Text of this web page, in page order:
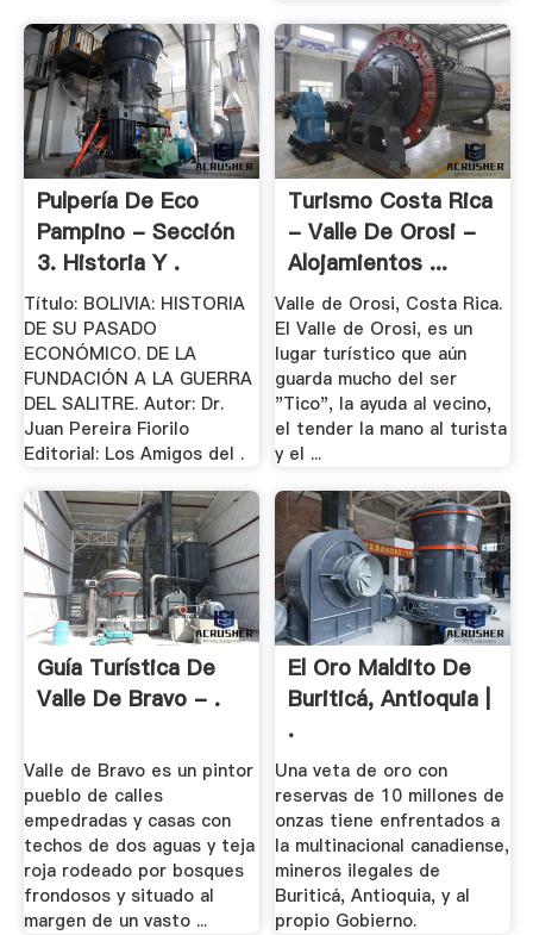
Pulpería De Eco
Pampino - Sección
3. Historia Y .
Título: BOLIVIA: HISTORIA
DE SU PASADO
ECONÓMICO. DE LA
FUNDACIÓN A LA GUERRA
DEL SALITRE. Autor: Dr.
Juan Pereira Fiorilo
Editorial: Los Amigos del .
Turismo Costa Rica
- Valle De Orosi -
Alojamientos ...
Valle de Orosi, Costa Rica.
El Valle de Orosi, es un
lugar turístico que aún
guarda mucho del ser
"Tico", la ayuda al vecino,
el tender la mano al turista
y el ...
Guía Turística De
Valle De Bravo - .
Valle de Bravo es un pintor
pueblo de calles
empedradas y casas con
techos de dos aguas y teja
roja rodeado por bosques
frondosos y situado al
margen de un vasto ...
El Oro Maldito De
Buriticá, Antioquia |
.
Una veta de oro con
reservas de 10 millones de
onzas tiene enfrentados a
la multinacional canadiense,
mineros ilegales de
Buriticá, Antioquia, y al
propio Gobierno.